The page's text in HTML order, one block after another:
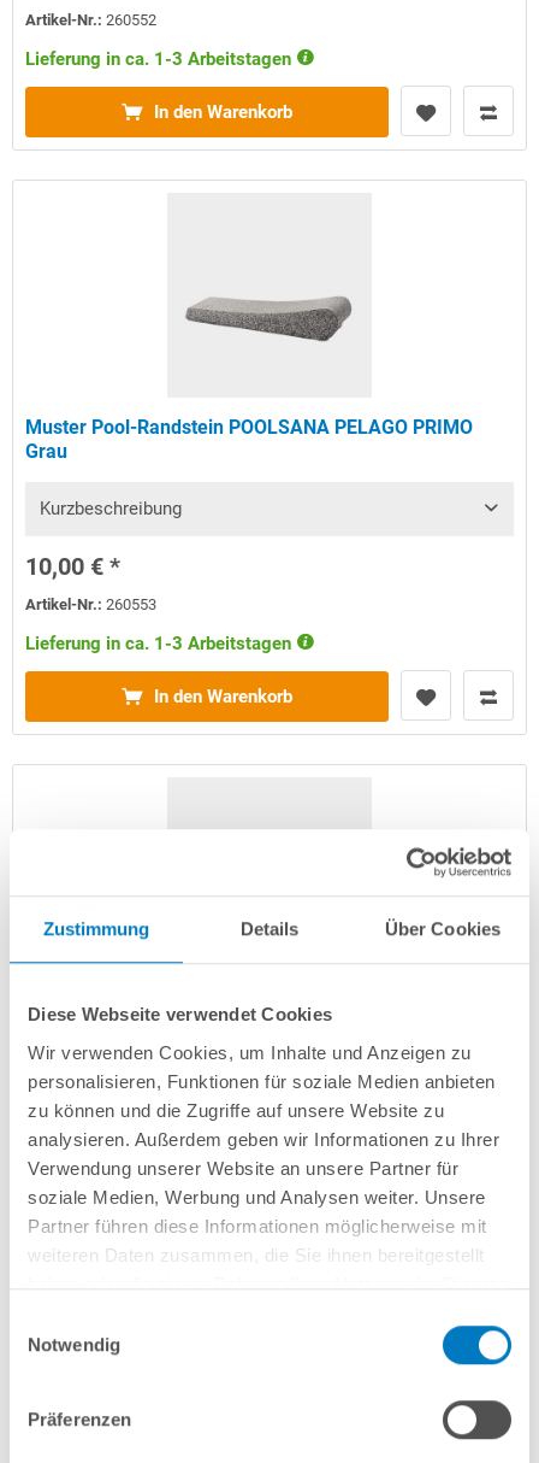
Zustimmung Details Über Cookies
Diese Webseite verwendet Cookies
Wir verwenden Cookies, um Inhalte und Anzeigen zu
personalisieren, Funktionen für soziale Medien anbieten
zu können und die Zugriffe auf unsere Website zu
analysieren. Außerdem geben wir Informationen zu Ihrer
Verwendung unserer Website an unsere Partner für
soziale Medien, Werbung und Analysen weiter. Unsere
Partner führen diese Informationen möglicherweise mit
weiteren Daten zusammen, die Sie ihnen bereitgestellt
Notwendig
Präferenzen
Artikel-Nr.:260552
Lieferung in ca. 1-3 Arbeitstagen
In den Warenkorb
Muster Pool-Randstein POOLSANA PELAGO PRIMO
Grau
Kurzbeschreibung
10,00 € *
Artikel-Nr.:260553
Lieferung in ca. 1-3 Arbeitstagen
In den Warenkorb
Muster Pool-Randstein POOLSANA PIATTO Weiß
10,00 € *
Artikel-Nr.: 260546
Lieferung in ca. 1-3 Arbeitstagen
In den Warenkorb